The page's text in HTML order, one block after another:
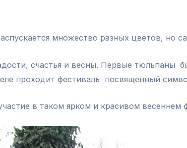
множество разных цветов, но
счастья и весны. Первые тюльпаны
проходит фестиваль посвященный
в таком ярком и красивом весеннем